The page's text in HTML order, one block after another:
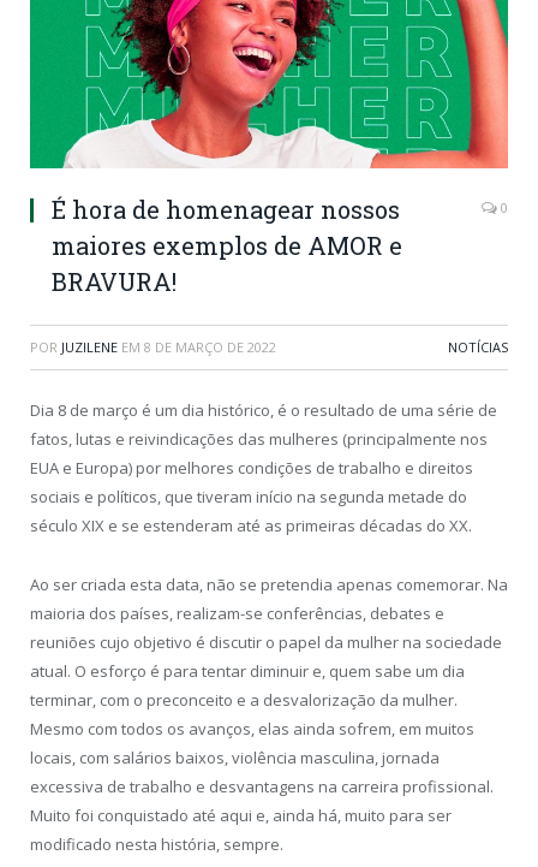
É hora de homenagear nossos
maiores exemplos de AMOR e
BRAVURA!
0
POR JUZILENE EM 8 DE MARÇO DE 2022 NOTÍCIAS
Dia 8 de março é um dia histórico, é o resultado de uma série de
fatos, lutas e reivindicações das mulheres (principalmente nos
EUA e Europa) por melhores condições de trabalho e direitos
sociais e políticos, que tiveram início na segunda metade do
século XIX e se estenderam até as primeiras décadas do XX.
Ao ser criada esta data, não se pretendia apenas comemorar. Na
maioria dos países, realizam-se conferências, debates e
reuniões cujo objetivo é discutir o papel da mulher na sociedade
atual. O esforço é para tentar diminuir e, quem sabe um dia
terminar, com o preconceito e a desvalorização da mulher.
Mesmo com todos os avanços, elas ainda sofrem, em muitos
locais, com salários baixos, violência masculina, jornada
excessiva de trabalho e desvantagens na carreira profissional.
Muito foi conquistado até aqui e, ainda há, muito para ser
modificado nesta história, sempre.